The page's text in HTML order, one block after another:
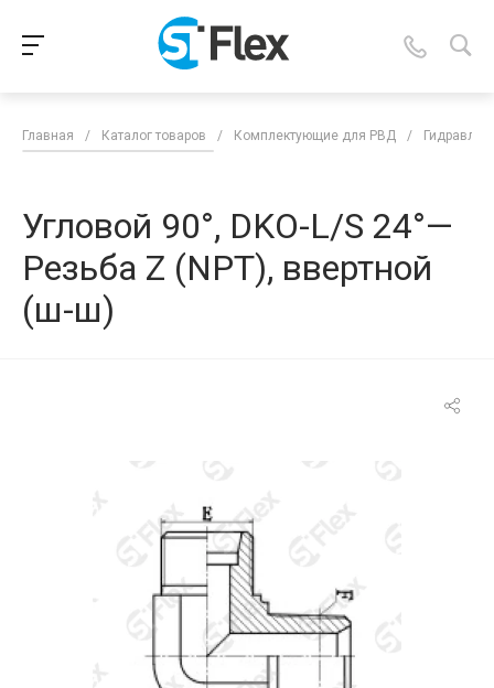
Главная / Каталог товаров / Комплектующие для РВД /
Угловой 90°, DKO-L/S 24°—
Резьба Z (NPT), ввертной
(ш-ш)